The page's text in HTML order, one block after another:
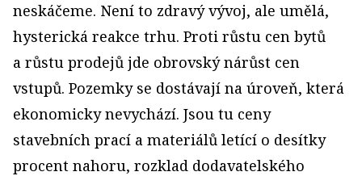
neskáčeme. Není to zdravý vývoj, ale umělá,
hysterická reakce trhu. Proti růstu cen bytů
a růstu prodejů jde obrovský nárůst cen
vstupů. Pozemky se dostávají na úroveň, která
ekonomicky nevychází. Jsou tu ceny
stavebních prací a materiálů letící o desítky
procent nahoru, rozklad dodavatelského